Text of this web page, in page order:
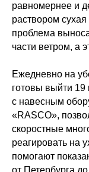
равномернее и
раствором
проблема
части ветром, а
Ежедневно на
готовы выйти
с навесным
«RASCO»,
скоростные
реагировать на
помогают
от Петербурга